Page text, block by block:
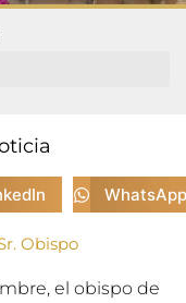
WhatsApp
Obispo
el obispo de